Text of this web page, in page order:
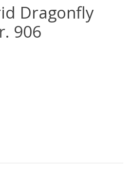
Dragonfly
906
product is